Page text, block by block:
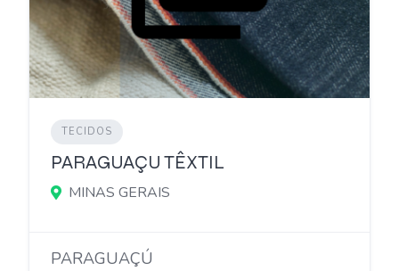
TECIDOS
PARAGUAÇU TÊXTIL
MINAS GERAIS
PARAGUAÇÚ